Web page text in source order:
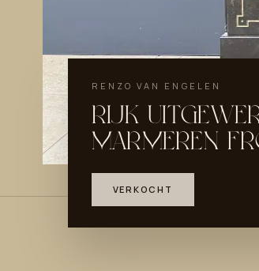
RENZO VAN ENGELEN
RIJK
MARMEREN
VERKOCHT